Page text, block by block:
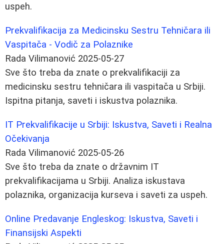
uspeh.
Prekvalifikacija za Medicinsku Sestru Tehničara ili
Vaspitača - Vodič za Polaznike
Rada Vilimanović 2025-05-27
Sve što treba da znate o prekvalifikaciji za
medicinsku sestru tehničara ili vaspitača u Srbiji.
Ispitna pitanja, saveti i iskustva polaznika.
IT Prekvalifikacije u Srbiji: Iskustva, Saveti i Realna
Očekivanja
Rada Vilimanović 2025-05-26
Sve što treba da znate o državnim IT
prekvalifikacijama u Srbiji. Analiza iskustava
polaznika, organizacija kurseva i saveti za uspeh.
Online Predavanje Engleskog: Iskustva, Saveti i
Finansijski Aspekti